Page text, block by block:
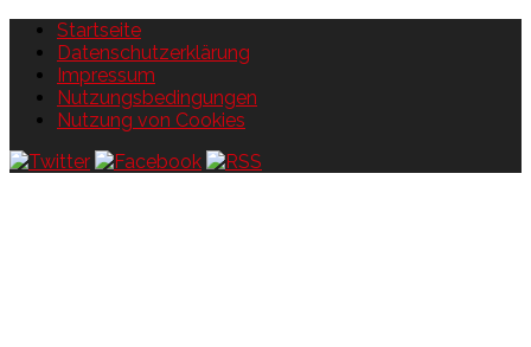
Startseite
Datenschutzerklärung
Impressum
Nutzungsbedingungen
Nutzung von Cookies